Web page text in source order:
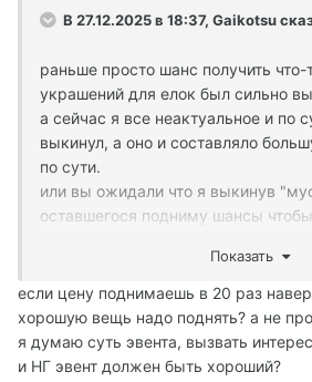
В 27.12.2025 в 18:37, Gaikotsu
раньше просто шанс получить
украшений для елок был сильно
а сейчас я все неактуальное и по
выкинул, а оно и составляло
по сути.
или вы ожидали что я выкинув
оставшегося подниму шансы
Показать
если цену поднимаешь в 20 раз
хорошую вещь надо поднять? а не
я думаю суть эвента, вызвать
и НГ эвент должен быть хороший?